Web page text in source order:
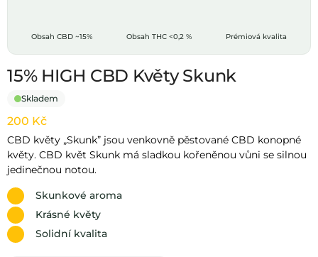
Obsah CBD ~15% Obsah THC <0,2 % Prémiová kvalita
15% HIGH CBD Květy Skunk
Skladem
200 Kč
CBD květy „Skunk” jsou venkovně pěstované CBD konopné
květy. CBD květ Skunk má sladkou kořeněnou vůni se silnou
jedinečnou notou.
Skunkové aroma
Krásné květy
Solidní kvalita